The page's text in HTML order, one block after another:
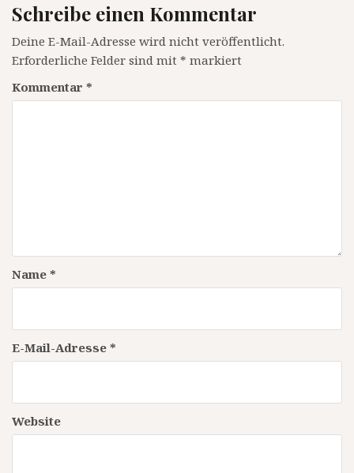
Schreibe einen Kommentar
Deine E-Mail-Adresse wird nicht veröffentlicht.
Erforderliche Felder sind mit * markiert
Kommentar *
Name *
E-Mail-Adresse *
Website